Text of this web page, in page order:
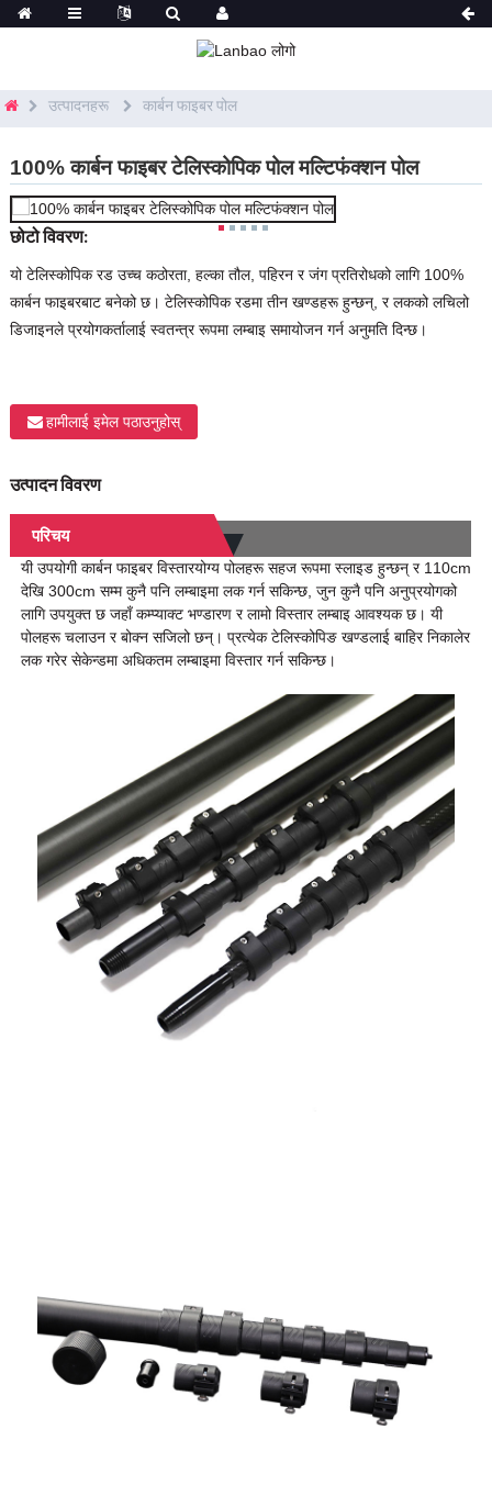
उत्पादनहरू कार्बन फाइबर पोल
100% कार्बन फाइबर टेलिस्कोपिक पोल मल्टिफंक्शन पोल
छोटो विवरण:
यो टेलिस्कोपिक रड उच्च कठोरता, हल्का तौल, पहिरन र जंग प्रतिरोधको लागि 100%
कार्बन फाइबरबाट बनेको छ। टेलिस्कोपिक रडमा तीन खण्डहरू हुन्छन्, र लकको लचिलो
डिजाइनले प्रयोगकर्तालाई स्वतन्त्र रूपमा लम्बाइ समायोजन गर्न अनुमति दिन्छ।
हामीलाई इमेल पठाउनुहोस्
उत्पादन विवरण
परिचय
यी उपयोगी कार्बन फाइबर विस्तारयोग्य पोलहरू सहज रूपमा स्लाइड हुन्छन् र 110cm
देखि 300cm सम्म कुनै पनि लम्बाइमा लक गर्न सकिन्छ, जुन कुनै पनि अनुप्रयोगको
लागि उपयुक्त छ जहाँ कम्प्याक्ट भण्डारण र लामो विस्तार लम्बाइ आवश्यक छ। यी
पोलहरू चलाउन र बोक्न सजिलो छन्। प्रत्येक टेलिस्कोपिङ खण्डलाई बाहिर निकालेर
लक गरेर सेकेन्डमा अधिकतम लम्बाइमा विस्तार गर्न सकिन्छ।